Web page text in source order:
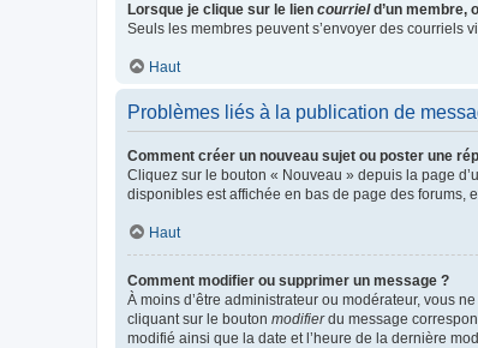
Lorsque je clique sur le lien courrield’un membre,
Seuls les membres peuvent s’envoyer des courriels
Haut
Problèmes liés à la publication de
Comment créer un nouveau sujet ou poster une
Cliquez sur le bouton « Nouveau » depuis la page
disponibles est affichée en bas de page des forums,
Haut
Comment modifier ou supprimer un message ?
À moins d’être administrateur ou modérateur, vous
cliquant sur le bouton modifierdu message
modifié ainsi que la date et l’heure de la dernière